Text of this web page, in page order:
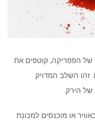
הפפריקה, קוטפים את
זהו השלב המדויק
הירק.
או מוכנסים למכונת